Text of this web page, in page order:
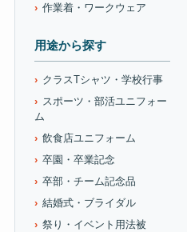
作業着・ワークウェア
用途から探す
クラスTシャツ・学校行事
スポーツ・部活ユニフォー
ム
飲食店ユニフォーム
卒園・卒業記念
卒部・チーム記念品
結婚式・ブライダル
祭り・イベント用法被